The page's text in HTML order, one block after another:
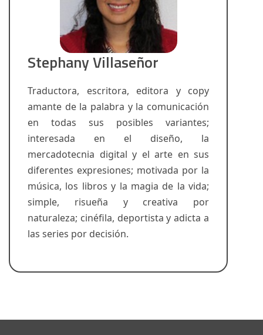
Stephany Villaseñor
Traductora, escritora, editora y copy
amante de la palabra y la comunicación
en todas sus posibles variantes;
interesada en el diseño, la
mercadotecnia digital y el arte en sus
diferentes expresiones; motivada por la
música, los libros y la magia de la vida;
simple, risueña y creativa por
naturaleza; cinéfila, deportista y adicta a
las series por decisión.